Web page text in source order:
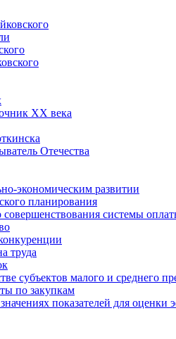
XX века
Отечества
экономическим развитии
планирования
системы
труда
субъектов малого и среднего
по закупкам
показателей для